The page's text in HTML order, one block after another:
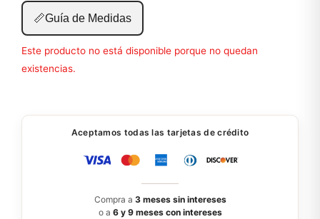
📏Guía de Medidas
Este producto no está disponible porque no quedan
existencias.
Aceptamos todas las tarjetas de crédito
Compra a 3 meses sin intereses
o a 6 y 9 meses con intereses